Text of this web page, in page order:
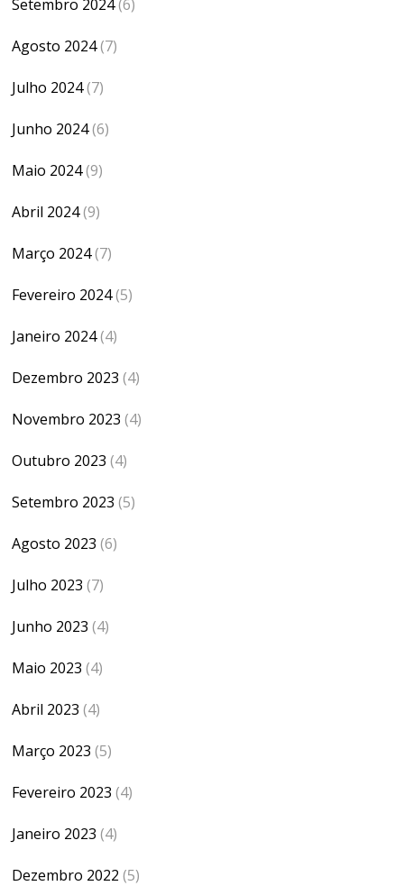
Setembro 2024(6)
Agosto 2024(7)
Julho 2024(7)
Junho 2024(6)
Maio 2024(9)
Abril 2024(9)
Março 2024(7)
Fevereiro 2024(5)
Janeiro 2024(4)
Dezembro 2023 (4)
Novembro 2023 (4)
Outubro 2023 (4)
Setembro 2023 (5)
Agosto 2023 (6)
Julho 2023 (7)
Junho 2023 (4)
Maio 2023 (4)
Abril 2023 (4)
Março 2023 (5)
Fevereiro 2023 (4)
Janeiro 2023 (4)
Dezembro 2022 (5)